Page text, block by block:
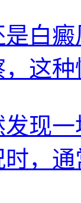
白癜
这
现
，